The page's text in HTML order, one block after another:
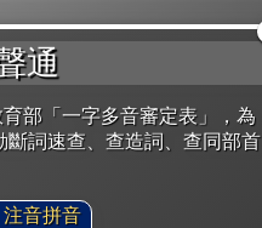
通
育部「一字多音審定表」，為
詞速查、查造詞、查同部首
注音拼音